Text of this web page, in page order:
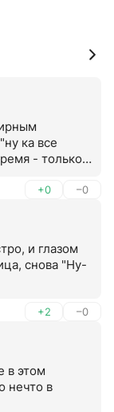
ка все
- только
+0 –0
и глазом
снова "Ну-
+2 –0
в этом
нечто в